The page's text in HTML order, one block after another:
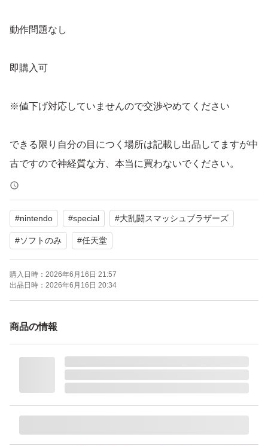
動作問題なし
即購入可
※値下げ対応していませんので交渉やめてください
できる限り自分の目につく場所は記載し出品してますが中
古ですので神経質な方、本当に買わないでください。
【注意事項】
※トラブル、すり替え防止の為、返品、返金、キャンセル
は受け付けません。ご了承の上ご購入ください。購入され
た時点で了承済みとします。
納得されない方は勿論ですが購入しなようお願い致しま
h2での動作確認はしていません
※購入後の挨拶は一切不要。されても返信はできません。
#nintendo #special #大乱闘スマッシュブラザーズ
#ソフトのみ #任天堂
購入日時： 2026年6月16日 21:57
出品日時： 2026年6月16日 20:34
商品の情報